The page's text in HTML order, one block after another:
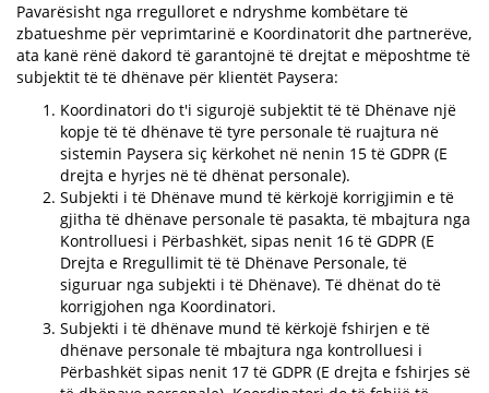
Pavarësisht nga rregulloret e ndryshme kombëtare të
zbatueshme për veprimtarinë e Koordinatorit dhe partnerëve,
ata kanë rënë dakord të garantojnë të drejtat e mëposhtme të
subjektit të të dhënave për klientët Paysera:
Koordinatori do t'i sigurojë subjektit të të Dhënave një
kopje të të dhënave të tyre personale të ruajtura në
sistemin Paysera siç kërkohet në nenin 15 të GDPR (E
drejta e hyrjes në të dhënat personale).
Subjekti i të Dhënave mund të kërkojë korrigjimin e të
gjitha të dhënave personale të pasakta, të mbajtura nga
Kontrolluesi i Përbashkët, sipas nenit 16 të GDPR (E
Drejta e Rregullimit të të Dhënave Personale, të
siguruar nga subjekti i të Dhënave). Të dhënat do të
korrigjohen nga Koordinatori.
Subjekti i të dhënave mund të kërkojë fshirjen e të
dhënave personale të mbajtura nga kontrolluesi i
Përbashkët sipas nenit 17 të GDPR (E drejta e fshirjes së